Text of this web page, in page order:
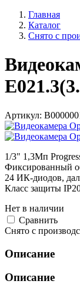
Главная
Каталог
Снято с
Артикул:
1/3" 1,3Мп
Фиксированный
24 ИК-диодов,
Класс защиты
Нет в наличии
Cравнить
Снято с
Описание
Описание